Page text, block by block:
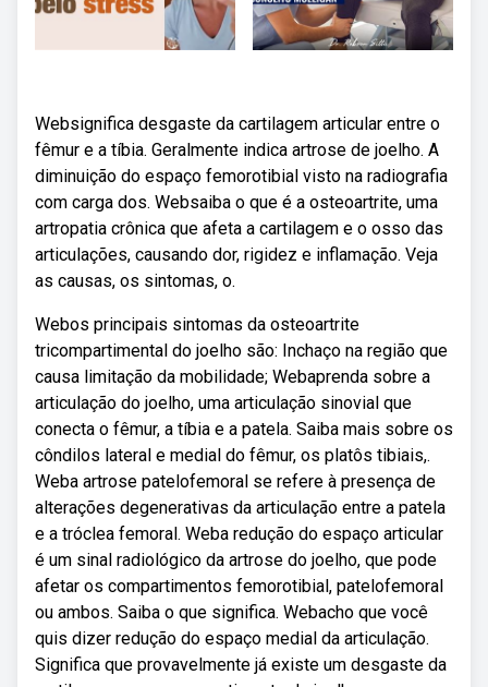
Websignifica desgaste da cartilagem articular entre o
fêmur e a tíbia. Geralmente indica artrose de joelho. A
diminuição do espaço femorotibial visto na radiografia
com carga dos. Websaiba o que é a osteoartrite, uma
artropatia crônica que afeta a cartilagem e o osso das
articulações, causando dor, rigidez e inflamação. Veja
as causas, os sintomas, o.
Webos principais sintomas da osteoartrite
tricompartimental do joelho são: Inchaço na região que
causa limitação da mobilidade; Webaprenda sobre a
articulação do joelho, uma articulação sinovial que
conecta o fêmur, a tíbia e a patela. Saiba mais sobre os
côndilos lateral e medial do fêmur, os platôs tibiais,.
Weba artrose patelofemoral se refere à presença de
alterações degenerativas da articulação entre a patela
e a tróclea femoral. Weba redução do espaço articular
é um sinal radiológico da artrose do joelho, que pode
afetar os compartimentos femorotibial, patelofemoral
ou ambos. Saiba o que significa. Webacho que você
quis dizer redução do espaço medial da articulação.
Significa que provavelmente já existe um desgaste da